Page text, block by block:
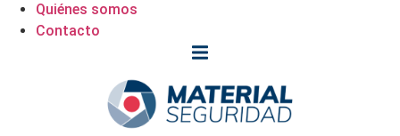
Quiénes somos
Contacto